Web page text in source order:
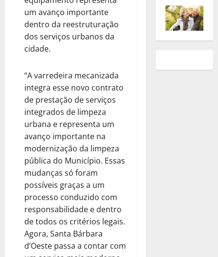
um avanço importante
dentro da reestruturação
dos serviços urbanos da
cidade.
“A varredeira mecanizada
integra esse novo contrato
de prestação de serviços
integrados de limpeza
urbana e representa um
avanço importante na
modernização da limpeza
pública do Município. Essas
mudanças só foram
possíveis graças a um
processo conduzido com
responsabilidade e dentro
de todos os critérios legais.
Agora, Santa Bárbara
d’Oeste passa a contar com